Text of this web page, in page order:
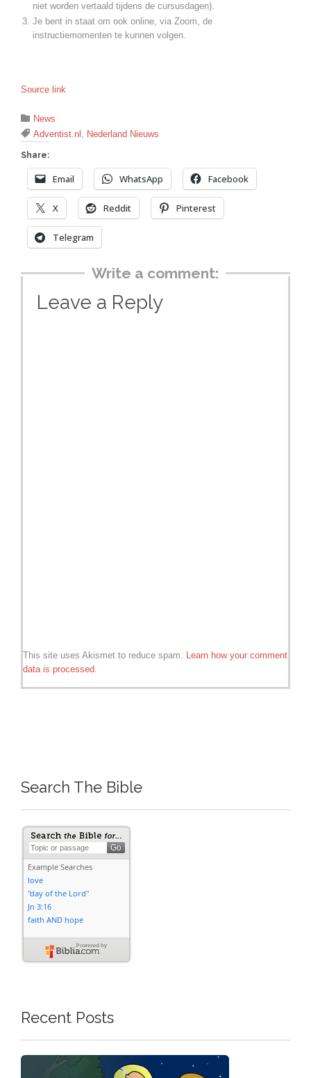
niet worden vertaald tijdens de cursusdagen).
Je bent in staat om ook online, via Zoom, de
instructiemomenten te kunnen volgen.
Source link
 Category
News
 Tags
Adventist.nl Nederland Nieuws
Share:
Email WhatsApp Facebook
X Reddit Pinterest
Telegram
Write a comment:
Leave a Reply
This site uses Akismet to reduce spam. Learn how your comment
data is processed.
Search The Bible
Recent Posts